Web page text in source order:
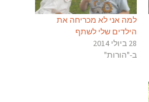
למה אני לא מכריחה את
הילדים שלי לשתף
28 ביולי 2014
ב-"הורות"